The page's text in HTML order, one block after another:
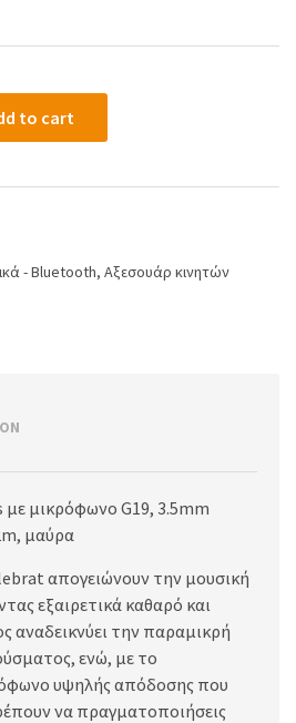
to cart
- Bluetooth, Αξεσουάρ κινητών
με μικρόφωνο G19, 3.5mm
μαύρα
απογειώνουν την μουσική
εξαιρετικά καθαρό και
αναδεικνύει την παραμικρή
ενώ, με το
υψηλής απόδοσης που
να πραγματοποιήσεις